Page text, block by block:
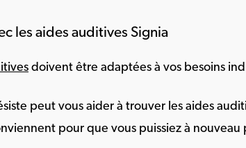
les aides auditives Signia
doivent être adaptées à vos besoins
peut vous aider à trouver les aides
pour que vous puissiez à nouveau